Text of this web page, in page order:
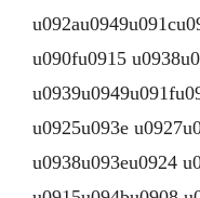
u090fu0915
u0925u093e
u0938u093eu0924